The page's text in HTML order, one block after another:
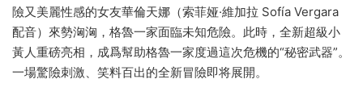
險又美麗性感的女友華倫天娜（索菲娅·維加拉 Sofía Vergara
配音）來勢洶洶，格魯一家面臨未知危險。此時，全新超級小
黃人重磅亮相，成爲幫助格魯一家度過這次危機的“秘密武器”。
一場驚險刺激、笑料百出的全新冒險即将展開。